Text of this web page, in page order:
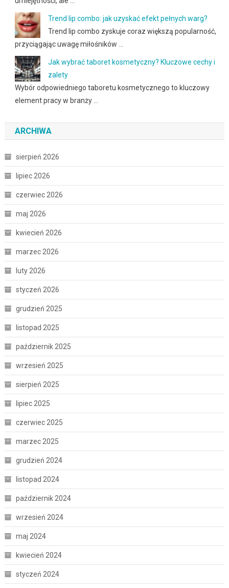
Trend lip combo: jak uzyskać efekt pełnych warg?
Trend lip combo zyskuje coraz większą popularność,
przyciągając uwagę miłośników …
Jak wybrać taboret kosmetyczny? Kluczowe cechy i
zalety
Wybór odpowiedniego taboretu kosmetycznego to kluczowy
element pracy w branży …
ARCHIWA
sierpień 2026
lipiec 2026
czerwiec 2026
maj 2026
kwiecień 2026
marzec 2026
luty 2026
styczeń 2026
grudzień 2025
listopad 2025
październik 2025
wrzesień 2025
sierpień 2025
lipiec 2025
czerwiec 2025
marzec 2025
grudzień 2024
listopad 2024
październik 2024
wrzesień 2024
maj 2024
kwiecień 2024
styczeń 2024